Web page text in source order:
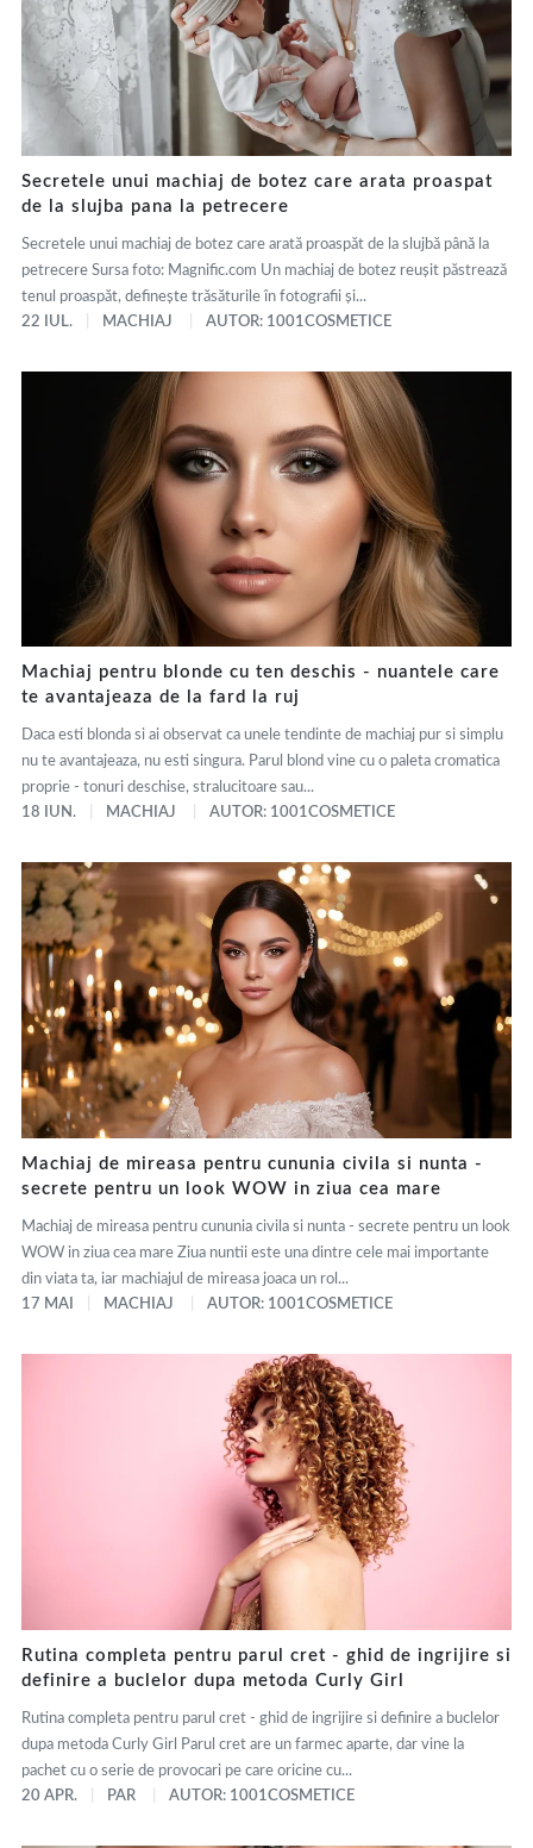
Secretele unui machiaj de botez care arata proaspat
de la slujba pana la petrecere
Secretele unui machiaj de botez care arată proaspăt de la slujbă până la
petrecere Sursa foto: Magnific.com Un machiaj de botez reușit păstrează
tenul proaspăt, definește trăsăturile în fotografii și...
22 IUL.
MACHIAJ AUTOR: 1001COSMETICE
Machiaj pentru blonde cu ten deschis - nuantele care
te avantajeaza de la fard la ruj
Daca esti blonda si ai observat ca unele tendinte de machiaj pur si simplu
nu te avantajeaza, nu esti singura. Parul blond vine cu o paleta cromatica
proprie - tonuri deschise, stralucitoare sau...
18 IUN.
MACHIAJ AUTOR: 1001COSMETICE
Machiaj de mireasa pentru cununia civila si nunta -
secrete pentru un look WOW in ziua cea mare
Machiaj de mireasa pentru cununia civila si nunta - secrete pentru un look
WOW in ziua cea mare Ziua nuntii este una dintre cele mai importante
din viata ta, iar machiajul de mireasa joaca un rol...
17 MAI
MACHIAJ AUTOR: 1001COSMETICE
Rutina completa pentru parul cret - ghid de ingrijire si
definire a buclelor dupa metoda Curly Girl
Rutina completa pentru parul cret - ghid de ingrijire si definire a buclelor
dupa metoda Curly Girl Parul cret are un farmec aparte, dar vine la
pachet cu o serie de provocari pe care oricine cu...
20 APR.
PAR AUTOR: 1001COSMETICE